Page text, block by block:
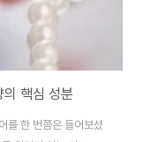
핵심 성분
를 한 번쯤은 들어보셨